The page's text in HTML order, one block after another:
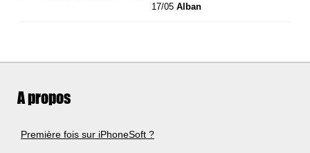
17/05Alban
A propos
Première fois sur iPhoneSoft ?